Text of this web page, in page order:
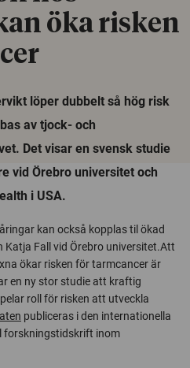
öka risken
löper dubbelt så hög risk
av tjock- och
Det visar en svensk studie
vid Örebro universitet och
i USA.
kan också kopplas til ökad
Fall vid Örebro universitet.Att
ökar risken för tarmcancer är
en ny stor studie att kraftig
roll för risken att utveckla
publiceras i den internationella
forskningstidskrift inom